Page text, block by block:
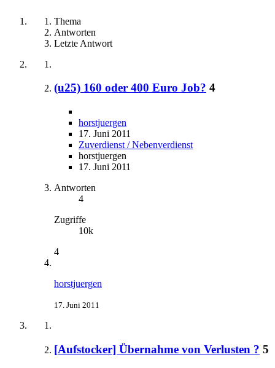
Thema
Antworten
Letzte Antwort
(u25) 160 oder 400 Euro Job? 4
horstjuergen
17. Juni 2011
Zuverdienst / Nebenverdienst
horstjuergen
17. Juni 2011
Antworten
4
Zugriffe
10k
4
horstjuergen
17. Juni 2011
[Aufstocker] Übernahme von Verlusten ? 5